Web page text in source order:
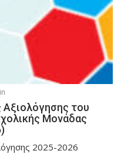
του
Μονάδας
2025-2026